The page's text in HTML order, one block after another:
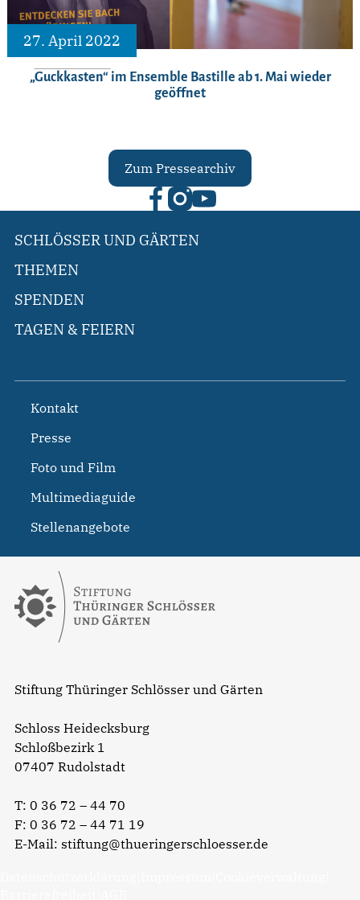
27. April 2022
„Guckkasten“ im Ensemble Bastille ab 1. Mai wieder
geöffnet
Zum Pressearchiv
Stiftung Thüringer Schlösser und Gärten
Schloss Heidecksburg
Schloßbezirk 1
07407 Rudolstadt
T: 0 36 72 – 44 70
F: 0 36 72 – 44 71 19
E-Mail: stiftung@thueringerschloesser.de
SCHLÖSSER UND GÄRTEN
THEMEN
SPENDEN
TAGEN & FEIERN
Kontakt
Presse
Foto und Film
Multimediaguide
Stellenangebote